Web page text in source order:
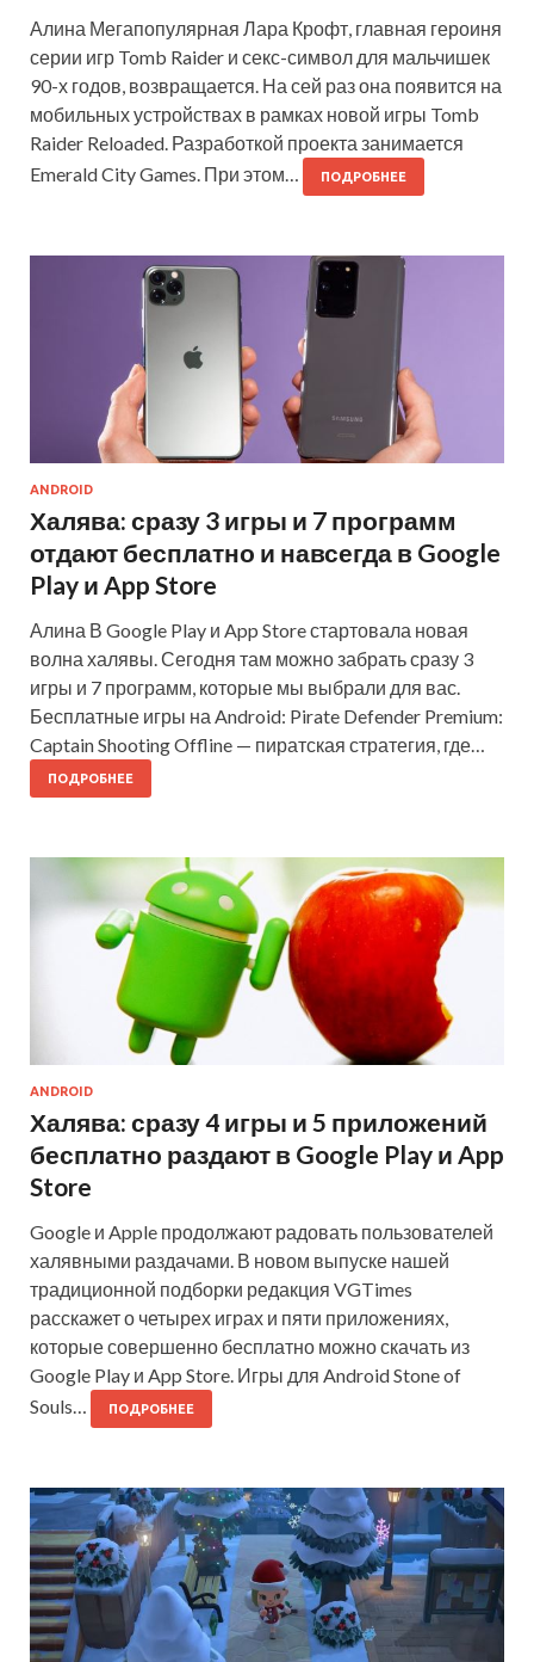
Алина Мегапопулярная Лара Крофт, главная героиня
серии игр Tomb Raider и секс-символ для мальчишек
90-х годов, возвращается. На сей раз она появится на
мобильных устройствах в рамках новой игры Tomb
Raider Reloaded. Разработкой проекта занимается
Emerald City Games. При этом…
ПОДРОБНЕЕ
ANDROID
Халява: сразу 3 игры и 7 программ
отдают бесплатно и навсегда в Google
Play и App Store
Алина В Google Play и App Store стартовала новая
волна халявы. Сегодня там можно забрать сразу 3
игры и 7 программ, которые мы выбрали для вас.
Бесплатные игры на Android: Pirate Defender Premium:
Captain Shooting Offline — пиратская стратегия, где…
ПОДРОБНЕЕ
ANDROID
Халява: сразу 4 игры и 5 приложений
бесплатно раздают в Google Play и App
Store
Google и Apple продолжают радовать пользователей
халявными раздачами. В новом выпуске нашей
традиционной подборки редакция VGTimes
расскажет о четырех играх и пяти приложениях,
которые совершенно бесплатно можно скачать из
Google Play и App Store. Игры для Android Stone of
Souls…
ПОДРОБНЕЕ